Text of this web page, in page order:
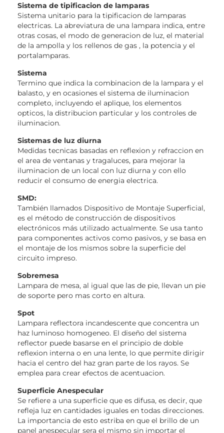
Sistema de tipificacion de lamparas
Sistema unitario para la tipificacion de lamparas
electricas. La abreviatura de una lampara indica, entre
otras cosas, el modo de generacion de luz, el material
de la ampolla y los rellenos de gas , la potencia y el
portalamparas.
Sistema
Termino que indica la combinacion de la lampara y el
balasto, y en ocasiones el sistema de iluminacion
completo, incluyendo el aplique, los elementos
opticos, la distribucion particular y los controles de
iluminacion.
Sistemas de luz diurna
Medidas tecnicas basadas en reflexion y refraccion en
el area de ventanas y tragaluces, para mejorar la
iluminacion de un local con luz diurna y con ello
reducir el consumo de energia electrica.
SMD:
También llamados Dispositivo de Montaje Superficial,
es el método de construcción de dispositivos
electrónicos más utilizado actualmente. Se usa tanto
para componentes activos como pasivos, y se basa en
el montaje de los mismos sobre la superficie del
circuito impreso.
Sobremesa
Lampara de mesa, al igual que las de pie, llevan un pie
de soporte pero mas corto en altura.
Spot
Lampara reflectora incandescente que concentra un
haz luminoso homogeneo. El diseño del sistema
reflector puede basarse en el principio de doble
reflexion interna o en una lente, lo que permite dirigir
hacia el centro del haz gran parte de los rayos. Se
emplea para crear efectos de acentuacion.
Superficie Anespecular
Se refiere a una superficie que es difusa, es decir, que
refleja luz en cantidades iguales en todas direcciones.
La importancia de esto estriba en que el brillo de un
panel anespecular sera el mismo sin importar el